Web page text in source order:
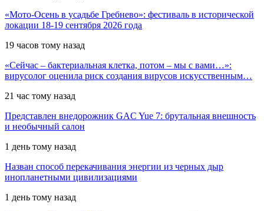
«Мото-Осень в усадьбе Гребнево»: фестиваль в исторической
локации 18-19 сентября 2026 года
19 часов тому назад
«Сейчас – бактериальная клетка, потом – мы с вами…»:
вирусолог оценила риск создания вирусов искусственным…
21 час тому назад
Представлен внедорожник GAC Yue 7: брутальная внешность
и необычный салон
1 день тому назад
Назван способ перекачивания энергии из черных дыр
инопланетными цивилизациями
1 день тому назад